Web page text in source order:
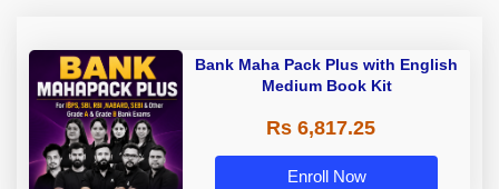
Bank Maha Pack Plus with English
Medium Book Kit
Rs 6,817.25
Enroll Now